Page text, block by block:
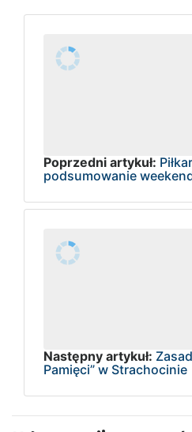
Poprzedni artykuł:
podsumowanie
Następny artykuł:
Pamięci” w Strachocinie